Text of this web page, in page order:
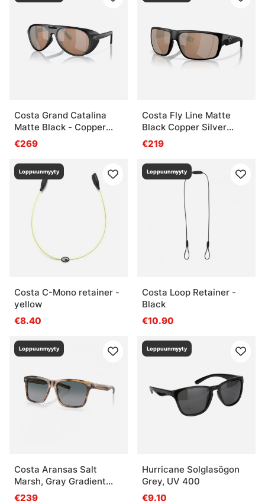
Costa Grand Catalina
Matte Black - Copper
Silver Mirror 580G
€269
Costa Fly Line Matte
Black Copper Silver
Mirror 580G
€219
Loppuunmyyty
Costa C-Mono retainer -
yellow
€8.40
Loppuunmyyty
Costa Loop Retainer -
Black
€10.90
Loppuunmyyty
Costa Aransas Salt
Marsh, Gray Gradient
580G
€239
Loppuunmyyty
Hurricane Solglasögon
Grey, UV 400
€9.10